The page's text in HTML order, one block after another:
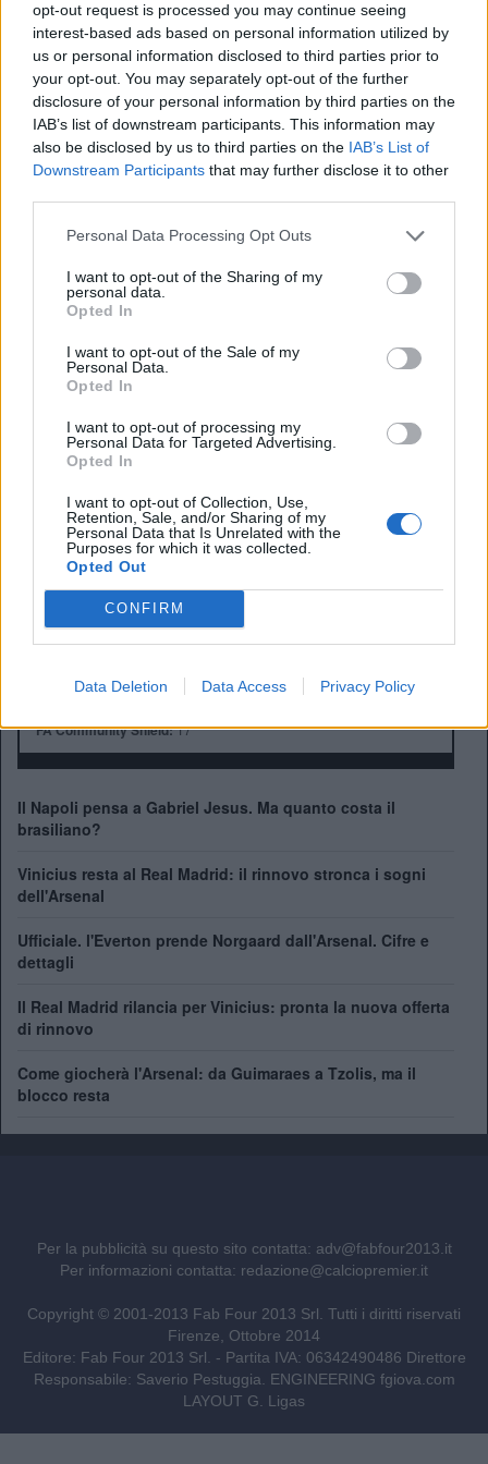
opt-out request is processed you may continue seeing
interest-based ads based on personal information utilized by
us or personal information disclosed to third parties prior to
your opt-out. You may separately opt-out of the further
disclosure of your personal information by third parties on the
IAB’s list of downstream participants. This information may
also be disclosed by us to third parties on the IAB’s List of
Downstream Participants that may further disclose it to other
Personal Data Processing Opt Outs
I want to opt-out of the Sharing of my
personal data.
Opted In
I want to opt-out of the Sale of my
Personal Data.
Opted In
I want to opt-out of processing my
Personal Data for Targeted Advertising.
Opted In
I want to opt-out of Collection, Use,
Retention, Sale, and/or Sharing of my
Personal Data that Is Unrelated with the
Purposes for which it was collected.
Opted Out
CONFIRM
Data Deletion Data Access Privacy Policy
europei.Il classe 2001 potrebbe presto diventare il
giocatore più pagato nella storia della società.
L’ingaggio, infatti, toccherebbe i 344mila euro a
settimana.
I contatti tra Arsenal e staff del giocatore non sono una
novità: le prime discussioni erano infatti iniziate prima
della sessione estiva di mercato, e da allora le parti hanno
mantenuto un dialogo costante. Arteta considera Saka una
anche per la maturità e la leadership mostrata nonostante
la giovane età. In totale, Saka ha giocato 273 partite per i
Gunners, segnando 73 gol e fornendo 71 assist.
Anno di Fondazione:1886 come Dial Square
Stadio:Emirates Stadium (60.338)
Città:Londra
Presidente:Sran Kroenke
Manager:
ALBO D'ORO
FA Cup:14
FA Community Shield:17
Il Napoli pensa a Gabriel Jesus. Ma quanto costa il
brasiliano?
Vinicius resta al Real Madrid: il rinnovo stronca i sogni
dell'Arsenal
Ufficiale. l'Everton prende Norgaard dall'Arsenal. Cifre e
dettagli
Il Real Madrid rilancia per Vinicius: pronta la nuova offerta
di rinnovo
Come giocherà l'Arsenal: da Guimaraes a Tzolis, ma il
blocco resta
Per la pubblicità su questo sito contatta: adv@fabfour2013.it
Per informazioni contatta: redazione@calciopremier.it
Copyright © 2001-2013 Fab Four 2013 Srl. Tutti i diritti riservati
Firenze, Ottobre 2014
Editore: Fab Four 2013 Srl. - Partita IVA: 06342490486 Direttore
Responsabile: Saverio Pestuggia. ENGINEERING fgiova.com
LAYOUT G. Ligas